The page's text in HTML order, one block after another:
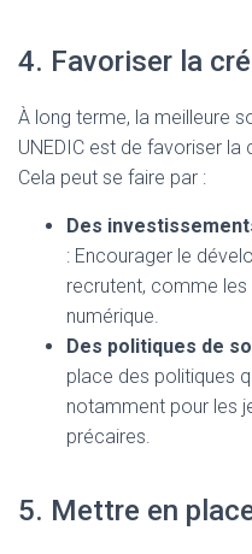
4. Favoriser la
À long terme, la meilleure
UNEDIC est de favoriser la
Cela peut se faire par :
Des
: Encourager le
recrutent, comme
numérique.
Des politiques de
place des politiques
notamment pour les
précaires.
5. Mettre en